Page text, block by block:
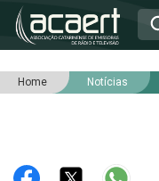
HOME
RNA
Home Notícias